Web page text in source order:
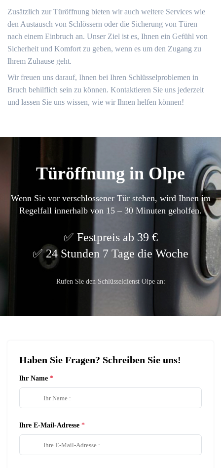
Zusätzlich zur Türöffnung bieten wir auch weitere Services wie
den Austausch von Schlössern oder die Sicherung von Türen
nach einem Einbruch an.​ Unser Ziel ist es, Ihnen ein Gefühl von
Sicherheit und Komfort zu geben, wenn es um den Zugang zu
Ihrem Zuhause geht.​
Wir freuen uns darauf, Ihnen bei Ihren Schlüsselproblemen in
Bruch behilflich sein zu können.​ Kontaktieren Sie uns jederzeit
und lassen Sie uns wissen, wie wir Ihnen helfen können!​
Türöffnung in Olpe
Wenn Sie vor verschlossener Tür stehen, wird Ihnen im
Regelfall innerhalb von 15 – 30 Minuten geholfen.
Festpreis ab 39 €
24 Stunden 7 Tage die Woche
Rufen Sie den Schlüsseldienst Olpe an:
Haben Sie Fragen? Schreiben Sie uns!
Ihr Name
Ihre E-Mail-Adresse